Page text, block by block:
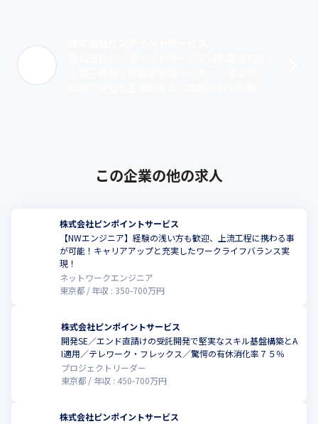
います。
また会社としては安心・安全な組織・サービスを実現するための
体制構築を行いISO27001、ISO27017（クラウドサービス向け）
この企業の他の求人
株式会社ピンポイントサービス
【NWエンジニア】経験の浅い方も歓迎、上流工程に携わる事
が可能！キャリアアップと充実したワークライフバランス実
現！
ネットワークエンジニア
東京都
年収 : 350-700万円
株式会社ピンポイントサービス
開発SE／エンド直請けの受託開発で堅実なスキル基盤構築とA
I適用／テレワーク・フレックス／驚愕の有休消化率７５％
プロジェクトリーダー
東京都
年収 : 450-700万円
株式会社ピンポイントサービス